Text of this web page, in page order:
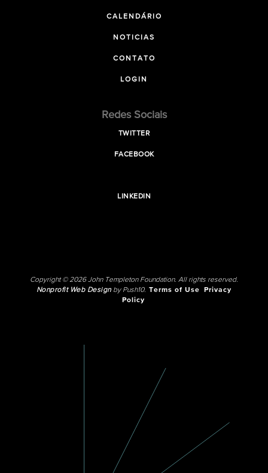
CALENDÁRIO
NOTICIAS
CONTATO
LOGIN
Redes Sociais
TWITTER
FACEBOOK
LINKEDIN
Copyright © 2026 John Templeton Foundation. All rights reserved.
Nonprofit Web Designby Push10. Terms of Use
Privacy
Policy